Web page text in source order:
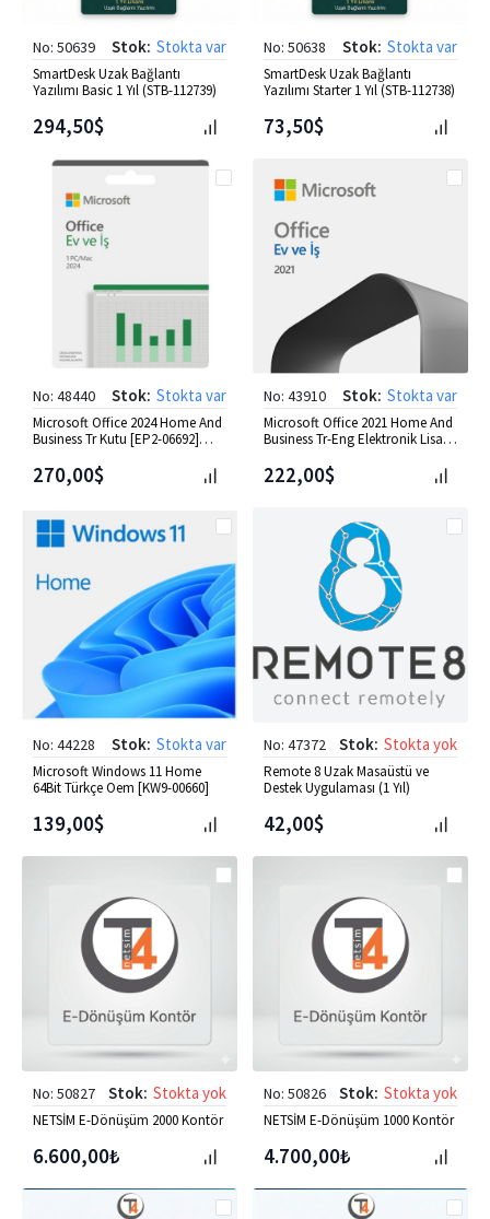
No: 50639 Stok: Stokta var
SmartDesk Uzak Bağlantı
Yazılımı Basic 1 Yıl (STB-112739)
294,50$
No: 50638 Stok: Stokta var
SmartDesk Uzak Bağlantı
Yazılımı Starter 1 Yıl (STB-112738)
73,50$
No: 48440 Stok: Stokta var
Microsoft Office 2024 Home And
Business Tr Kutu [EP2-06692]
270,00$
No: 43910 Stok: Stokta var
Microsoft Office 2021 Home And
Business Tr-Eng Elektronik Lisans
222,00$
No: 44228 Stok: Stokta var
Microsoft Windows 11 Home
64Bit Türkçe Oem [KW9-00660]
139,00$
No: 47372 Stok: Stokta yok
Remote 8 Uzak Masaüstü ve
Destek Uygulaması (1 Yıl)
42,00$
No: 50827 Stok: Stokta yok
NETSİM E-Dönüşüm 2000 Kontör
6.600,00₺
No: 50826 Stok: Stokta yok
NETSİM E-Dönüşüm 1000 Kontör
4.700,00₺